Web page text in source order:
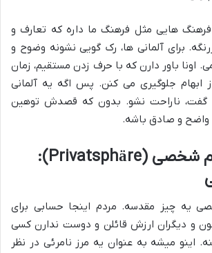
فرهنگ هایی مثل فرهنگ ما داره که تعارف و
برای آلمانی ها، رک گویی نشونه وضوح و
اونا باور دارن که با حرف زدن مستقیم، زمان
ابهام جلوگیری می کنن. پس اگه یه آلمانی
گفت، ناراحت نشو. بدون که قصدش توهین
واضح و صادق باشه.
احترام به حریم شخصی (Privatsphäre):
یه چیز مقدسه. مردم اینجا حسابی برای
و دیگران ارزش قائلن و دوست ندارن کسی
اینو میشه به عنوان یه مرز نامرئی در نظر